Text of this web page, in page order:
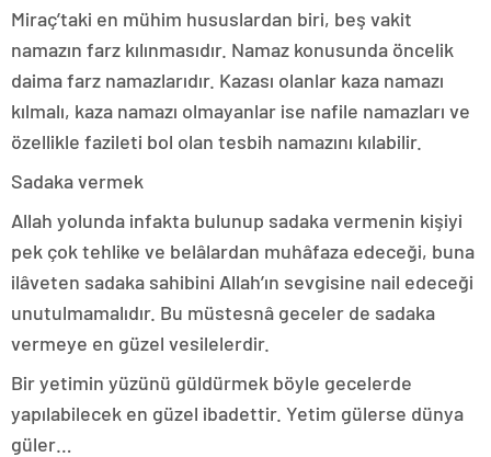
Miraç’taki en mühim hususlardan biri, beş vakit
namazın farz kılınmasıdır. Namaz konusunda öncelik
daima farz namazlarıdır. Kazası olanlar kaza namazı
kılmalı, kaza namazı olmayanlar ise nafile namazları ve
özellikle fazileti bol olan tesbih namazını kılabilir.
Sadaka vermek
Allah yolunda infakta bulunup sadaka vermenin kişiyi
pek çok tehlike ve belâlardan muhâfaza edeceği, buna
ilâveten sadaka sahibini Allah’ın sevgisine nail edeceği
unutulmamalıdır. Bu müstesnâ geceler de sadaka
vermeye en güzel vesilelerdir.
Bir yetimin yüzünü güldürmek böyle gecelerde
yapılabilecek en güzel ibadettir. Yetim gülerse dünya
güler…